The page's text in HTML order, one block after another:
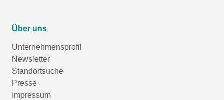
Über uns
Unternehmensprofil
Newsletter
Standortsuche
Presse
Impressum